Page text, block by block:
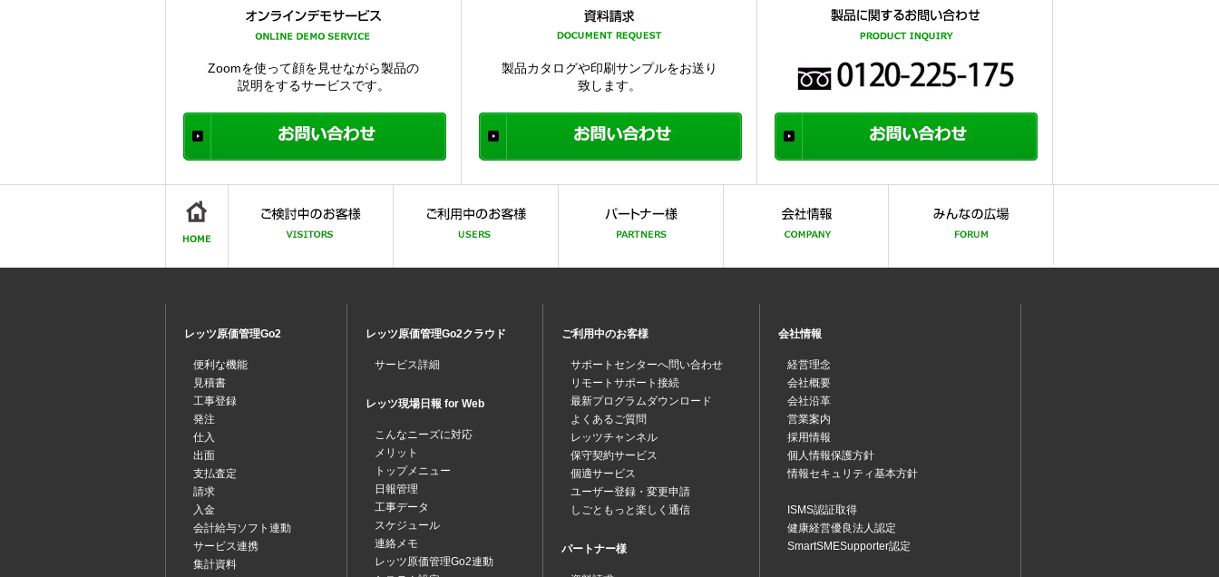
Zoomを使って顔を見せながら製品の
説明をするサービスです。
製品カタログや印刷サンプルをお送り
致します。
レッツ原価管理Go2
便利な機能
見積書
工事登録
発注
仕入
出面
支払査定
請求
入金
会計給与ソフト連動
サービス連携
集計資料
レッツ原価管理Go2クラウド
サービス詳細
レッツ現場日報 for Web
こんなニーズに対応
メリット
トップメニュー
日報管理
工事データ
スケジュール
連絡メモ
レッツ原価管理Go2連動
ご利用中のお客様
サポートセンターへ問い合わせ
リモートサポート接続
最新プログラムダウンロード
よくあるご質問
レッツチャンネル
保守契約サービス
個適サービス
ユーザー登録・変更申請
しごともっと楽しく通信
パートナー様
会社情報
経営理念
会社概要
会社沿革
営業案内
採用情報
個人情報保護方針
情報セキュリティ基本方針
ISMS認証取得
健康経営優良法人認定
SmartSMESupporter認定